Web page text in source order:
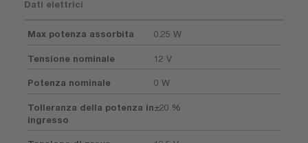
Dati elettrici
Max potenza assorbita 0.25 W
Tensione nominale 12 V
Potenza nominale 0 W
Tolleranza della potenza in
ingresso
±20 %